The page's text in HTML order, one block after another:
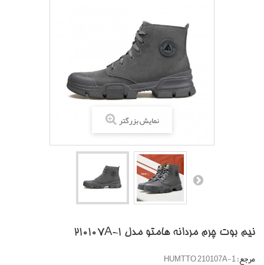
نمایش بزرگتر
نیم بوت چرم مردانه هامتو مدل 210107A-1
مرجع:HUMTTO 210107A-1